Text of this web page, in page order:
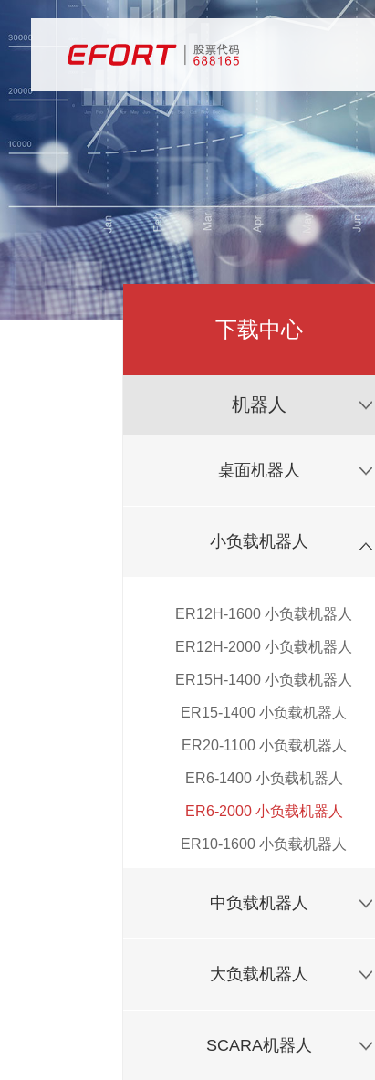
下载中心
机器人
桌面机器人
小负载机器人
ER12H-1600 小负载机器人
ER12H-2000 小负载机器人
ER15H-1400 小负载机器人
ER15-1400 小负载机器人
ER20-1100 小负载机器人
ER6-1400 小负载机器人
ER6-2000 小负载机器人
ER10-1600 小负载机器人
中负载机器人
大负载机器人
SCARA机器人